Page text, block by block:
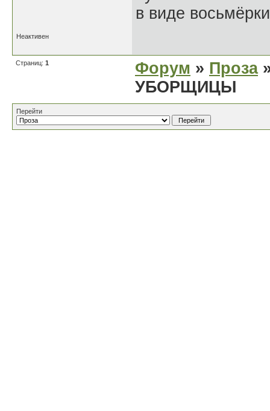
в виде восьмёрки
Неактивен
Страниц: 1 Форум » Проза
УБОРЩИЦЫ
Перейти